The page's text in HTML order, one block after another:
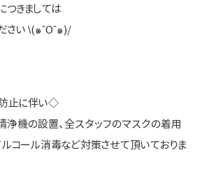
きましては
さい \(๑ˆOˆ๑)/
止に伴い◇
浄機の設置、全スタッフのマスクの着用
ルコール消毒など対策させて頂いておりま